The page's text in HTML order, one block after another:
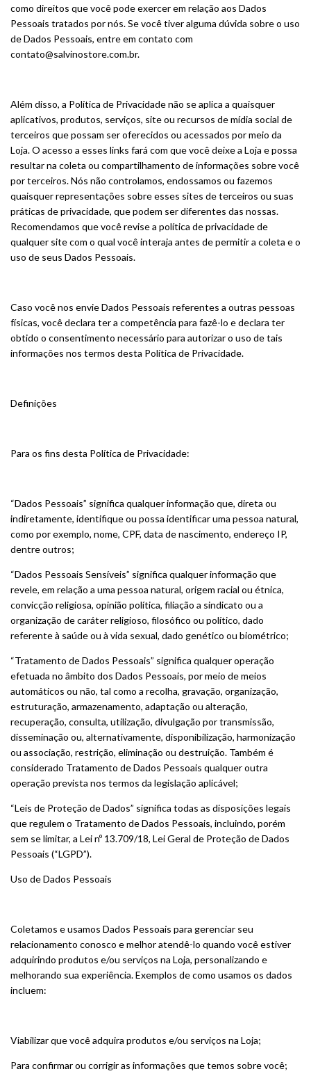
como direitos que você pode exercer em relação aos Dados
Pessoais tratados por nós. Se você tiver alguma dúvida sobre o uso
de Dados Pessoais, entre em contato com
contato@salvinostore.com.br.
Além disso, a Política de Privacidade não se aplica a quaisquer
aplicativos, produtos, serviços, site ou recursos de mídia social de
terceiros que possam ser oferecidos ou acessados por meio da
Loja. O acesso a esses links fará com que você deixe a Loja e possa
resultar na coleta ou compartilhamento de informações sobre você
por terceiros. Nós não controlamos, endossamos ou fazemos
quaisquer representações sobre esses sites de terceiros ou suas
práticas de privacidade, que podem ser diferentes das nossas.
Recomendamos que você revise a política de privacidade de
qualquer site com o qual você interaja antes de permitir a coleta e o
uso de seus Dados Pessoais.
Caso você nos envie Dados Pessoais referentes a outras pessoas
físicas, você declara ter a competência para fazê-lo e declara ter
obtido o consentimento necessário para autorizar o uso de tais
informações nos termos desta Política de Privacidade.
Definições
Para os fins desta Política de Privacidade:
“Dados Pessoais” significa qualquer informação que, direta ou
indiretamente, identifique ou possa identificar uma pessoa natural,
como por exemplo, nome, CPF, data de nascimento, endereço IP,
dentre outros;
“Dados Pessoais Sensíveis” significa qualquer informação que
revele, em relação a uma pessoa natural, origem racial ou étnica,
convicção religiosa, opinião política, filiação a sindicato ou a
organização de caráter religioso, filosófico ou político, dado
referente à saúde ou à vida sexual, dado genético ou biométrico;
“Tratamento de Dados Pessoais” significa qualquer operação
efetuada no âmbito dos Dados Pessoais, por meio de meios
automáticos ou não, tal como a recolha, gravação, organização,
estruturação, armazenamento, adaptação ou alteração,
recuperação, consulta, utilização, divulgação por transmissão,
disseminação ou, alternativamente, disponibilização, harmonização
ou associação, restrição, eliminação ou destruição. Também é
considerado Tratamento de Dados Pessoais qualquer outra
operação prevista nos termos da legislação aplicável;
“Leis de Proteção de Dados” significa todas as disposições legais
que regulem o Tratamento de Dados Pessoais, incluindo, porém
sem se limitar, a Lei nº 13.709/18, Lei Geral de Proteção de Dados
Pessoais (“LGPD”).
Uso de Dados Pessoais
Coletamos e usamos Dados Pessoais para gerenciar seu
relacionamento conosco e melhor atendê-lo quando você estiver
adquirindo produtos e/ou serviços na Loja, personalizando e
melhorando sua experiência. Exemplos de como usamos os dados
incluem:
Viabilizar que você adquira produtos e/ou serviços na Loja;
Para confirmar ou corrigir as informações que temos sobre você;